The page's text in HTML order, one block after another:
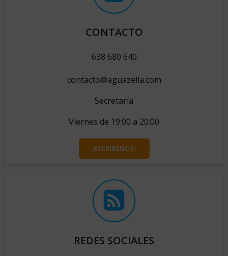
CONTACTO
638 680 640
contacto@aguazella.com
Secretaría
Viernes de 19:00 a 20:00
¡ESCRÍBENOS!
REDES SOCIALES